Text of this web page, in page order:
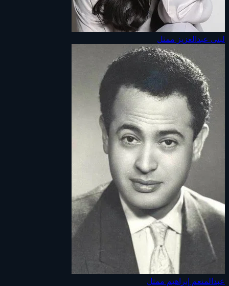
لبنى عبدالعزيز ممثل
عبدالمنعم إبراهيم ممثل